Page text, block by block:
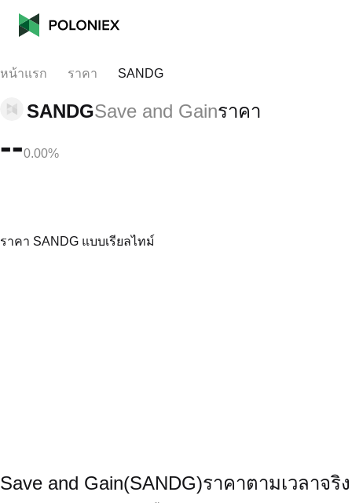
หน้าแรก ราคา SANDG
SANDGSave and Gainราคา
--0.00%
ราคา SANDG แบบเรียลไทม์
Save and Gain(SANDG)ราคาตามเวลาจริง